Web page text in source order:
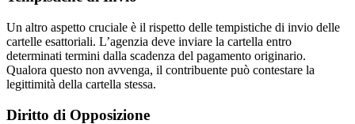
Un altro aspetto cruciale è il rispetto delle tempistiche di invio delle
cartelle esattoriali. L’agenzia deve inviare la cartella entro
determinati termini dalla scadenza del pagamento originario.
Qualora questo non avvenga, il contribuente può contestare la
legittimità della cartella stessa.
Diritto di Opposizione